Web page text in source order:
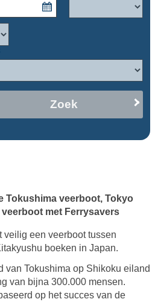
Zoek
Tokushima veerboot, Tokyo
met Ferrysavers
veilig een veerboot tussen
boeken in Japan.
van Tokushima op Shikoku eiland
van bijna 300.000 mensen.
op het succes van de